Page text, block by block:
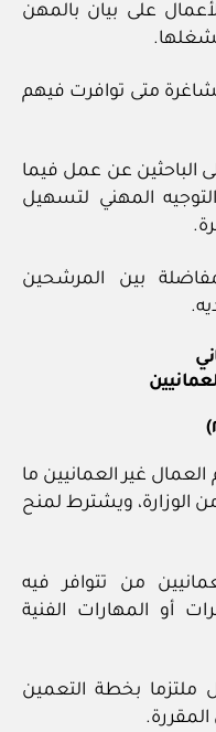
على بيان بالمهن
متى توافرت فيهم
الباحثين عن عمل فيما
المهني لتسهيل
بين المرشحين
غير العمانيين ما
الوزارة، ويشترط لمنح
من تتوافر فيه
أو المهارات الفنية
ملتزما بخطة التعمين